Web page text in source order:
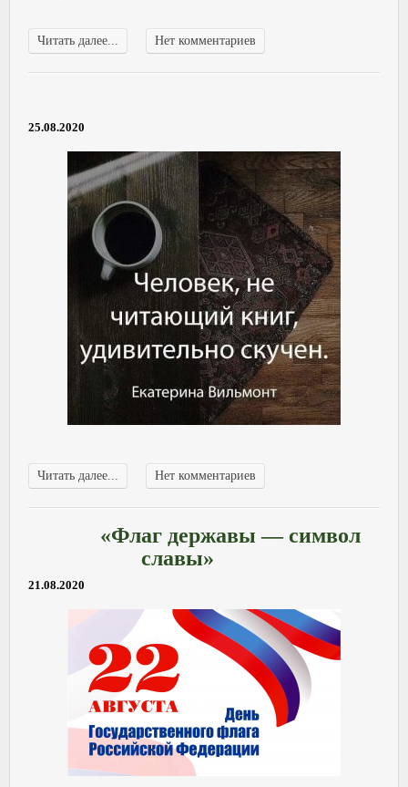
Читать далее... Нет комментариев
25.08.2020
Читать далее... Нет комментариев
«Флаг державы — символ
славы»
21.08.2020